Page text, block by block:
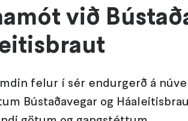
við
felur í sér endurgerð á
Bústaðavegar og